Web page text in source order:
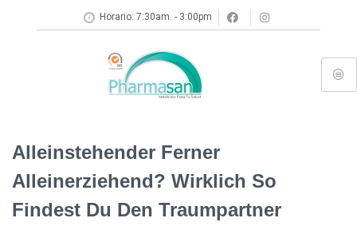
Horario: 7:30am. - 3:00pm
Alleinstehender Ferner
Alleinerziehend? Wirklich So
Findest Du Den Traumpartner